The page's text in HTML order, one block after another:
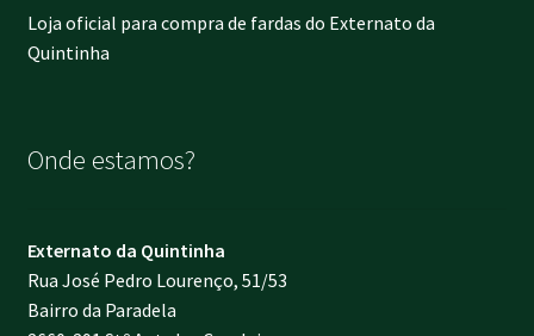
Loja oficial para compra de fardas do Externato da
Quintinha
Onde estamos?
Externato da Quintinha
Rua José Pedro Lourenço, 51/53
Bairro da Paradela